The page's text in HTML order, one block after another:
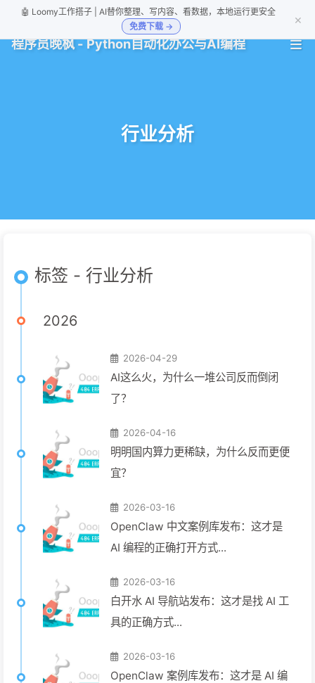
🤖 Loomy工作搭子 | AI替你整理、写内容、看数据，本地运行更安全
免费下载 →
×
程序员晚枫 - Python自动化办公与AI编程
行业分析
标签 - 行业分析
2026
2026-04-29
AI这么火，为什么一堆公司反而倒闭
了？
2026-04-16
明明国内算力更稀缺，为什么反而更便
宜？
2026-03-16
OpenClaw 中文案例库发布：这才是
AI 编程的正确打开方式...
2026-03-16
白开水 AI 导航站发布：这才是找 AI 工
具的正确方式...
2026-03-16
OpenClaw 案例库发布：这才是 AI 编